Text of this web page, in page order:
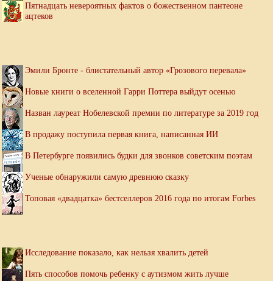
Пятнадцать невероятных фактов о божественном пантеоне
ацтеков
Эмили Бронте - блистательный автор «Грозового перевала»
Новые книги о вселенной Гарри Поттера выйдут осенью
Назван лауреат Нобелевской премии по литературе за 2019 год
В продажу поступила первая книга, написанная ИИ
В Петербурге появились будки для звонков советским поэтам
Ученые обнаружили самую древнюю сказку
Топовая «двадцатка» бестселлеров 2016 года по итогам Forbes
Исследование показало, как нельзя хвалить детей
Пять способов помочь ребенку с аутизмом жить лучше